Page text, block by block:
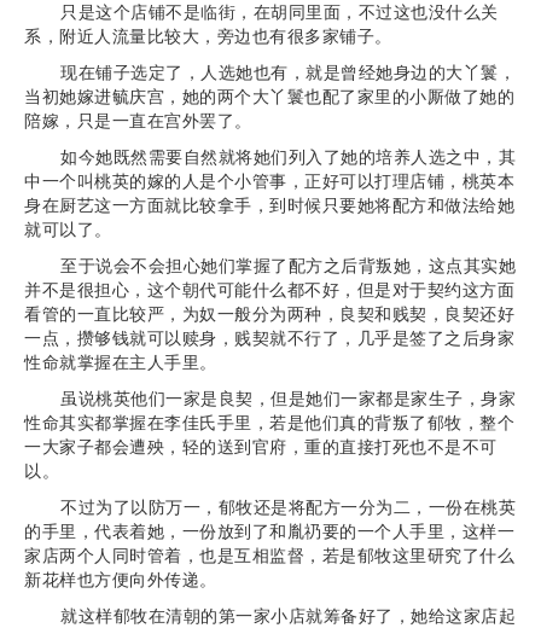
只是这个店铺不是临街，在胡同里面，不过这也没什么关
系，附近人流量比较大，旁边也有很多家铺子。
现在铺子选定了，人选她也有，就是曾经她身边的大丫鬟，
当初她嫁进毓庆宫，她的两个大丫鬟也配了家里的小厮做了她的
陪嫁，只是一直在宫外罢了。
如今她既然需要自然就将她们列入了她的培养人选之中，其
中一个叫桃英的嫁的人是个小管事，正好可以打理店铺，桃英本
身在厨艺这一方面就比较拿手，到时候只要她将配方和做法给她
就可以了。
至于说会不会担心她们掌握了配方之后背叛她，这点其实她
并不是很担心，这个朝代可能什么都不好，但是对于契约这方面
看管的一直比较严，为奴一般分为两种，良契和贱契，良契还好
一点，攒够钱就可以赎身，贱契就不行了，几乎是签了之后身家
性命就掌握在主人手里。
虽说桃英他们一家是良契，但是她们一家都是家生子，身家
性命其实都掌握在李佳氏手里，若是他们真的背叛了郁牧，整个
一大家子都会遭殃，轻的送到官府，重的直接打死也不是不可
以。
不过为了以防万一，郁牧还是将配方一分为二，一份在桃英
的手里，代表着她，一份放到了和胤礽要的一个人手里，这样一
家店两个人同时管着，也是互相监督，若是郁牧这里研究了什么
新花样也方便向外传递。
就这样郁牧在清朝的第一家小店就筹备好了，她给这家店起